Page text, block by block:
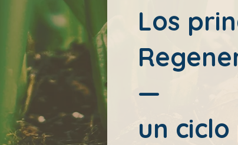
Los
—
un